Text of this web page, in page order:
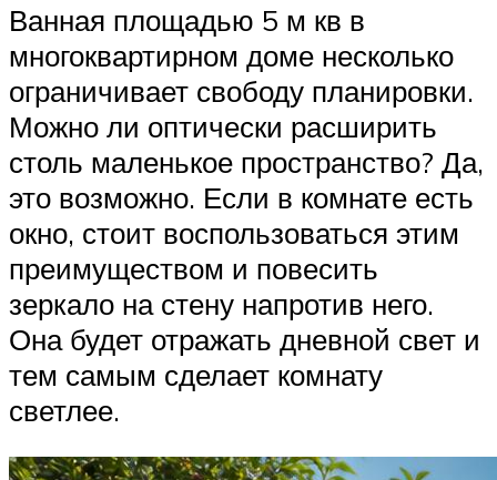
Ванная площадью 5 м кв в
многоквартирном доме несколько
ограничивает свободу планировки.
Можно ли оптически расширить
столь маленькое пространство? Да,
это возможно. Если в комнате есть
окно, стоит воспользоваться этим
преимуществом и повесить
зеркало на стену напротив него.
Она будет отражать дневной свет и
тем самым сделает комнату
светлее.